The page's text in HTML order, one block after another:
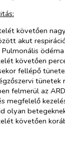
követően
akut
követően
fellépő
tünetek
felmerül az
megfelelő
olyan
követően